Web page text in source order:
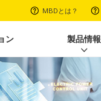
MBDとは？
ン 製品情報